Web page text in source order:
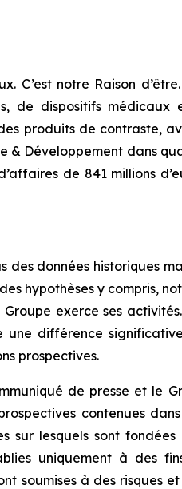
C’est notre Raison
de dispositifs
produits de contraste,
& Développement dans
de 841 millions
données historiques
hypothèses y compris,
exerce ses
différence
prospectives.
de presse et le
contenues
sur lesquels sont
uniquement à des
soumises à des risques